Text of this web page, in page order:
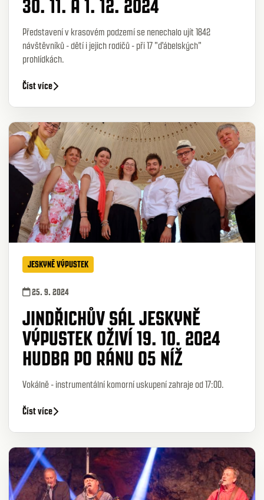
30. 11. A 1. 12. 2024
Představení v krasovém podzemí se nenechalo ujít 1842
návštěvníků - dětí i jejich rodičů - při 17 "ďábelských"
prohlídkách.
Číst více
JESKYNĚ VÝPUSTEK
25. 9. 2024
JINDŘICHŮV SÁL JESKYNĚ
VÝPUSTEK OŽIVÍ 19. 10. 2024
HUDBA PO RÁNU O5 NÍŽ
Vokálně - instrumentální komorní uskupení zahraje od 17:00.
Číst více